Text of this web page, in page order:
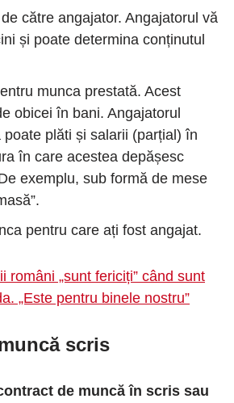
către angajator. Angajatorul vă
și poate determina conținutul
munca prestată. Acest
obicei în bani. Angajatorul
plăti și salarii (parțial) în
în care acestea depășesc
exemplu, sub formă de mese
pentru care ați fost angajat.
români „sunt fericiți” când sunt
„Este pentru binele nostru”
scris
de muncă în scris sau